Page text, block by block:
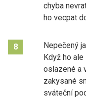
chyba
ho vecpat
8
Nepečený
Když ho ale
oslazené a
zakysané
sváteční